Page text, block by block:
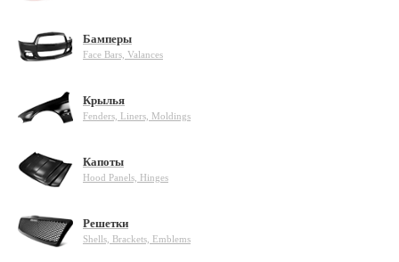
Бамперы
Face Bars, Valances
Крылья
Fenders, Liners, Moldings
Капоты
Hood Panels, Hinges
Решетки
Shells, Brackets, Emblems